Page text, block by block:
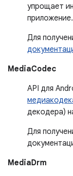
упрощает
приложение.
Для
MediaCodec
API для
декодера)
Для
MediaDrm